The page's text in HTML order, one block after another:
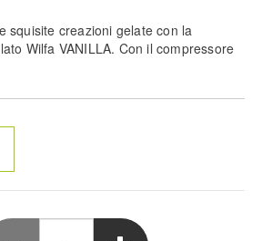
squisite creazioni gelate con la
Wilfa VANILLA. Con il compressore
facilmente 1,5 litri del tuo
gli ingredienti, attivare il
ora di funzionalità di
la funzione di mantenimento del
semplificata grazie ai componenti
(esclusa la ciotola), garantendo una
fatte in casa con la macchina per il